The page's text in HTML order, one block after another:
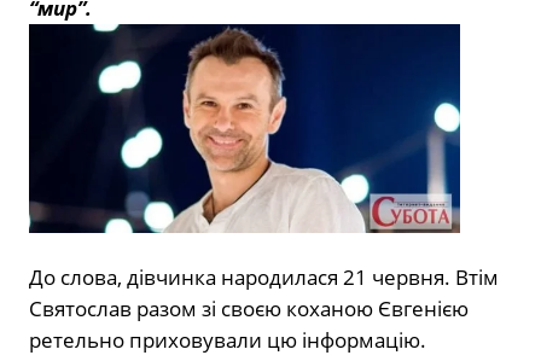
“мир”.
До слова, дівчинка народилася 21 червня. Втім
Святослав разом зі своєю коханою Євгенією
ретельно приховували цю інформацію.